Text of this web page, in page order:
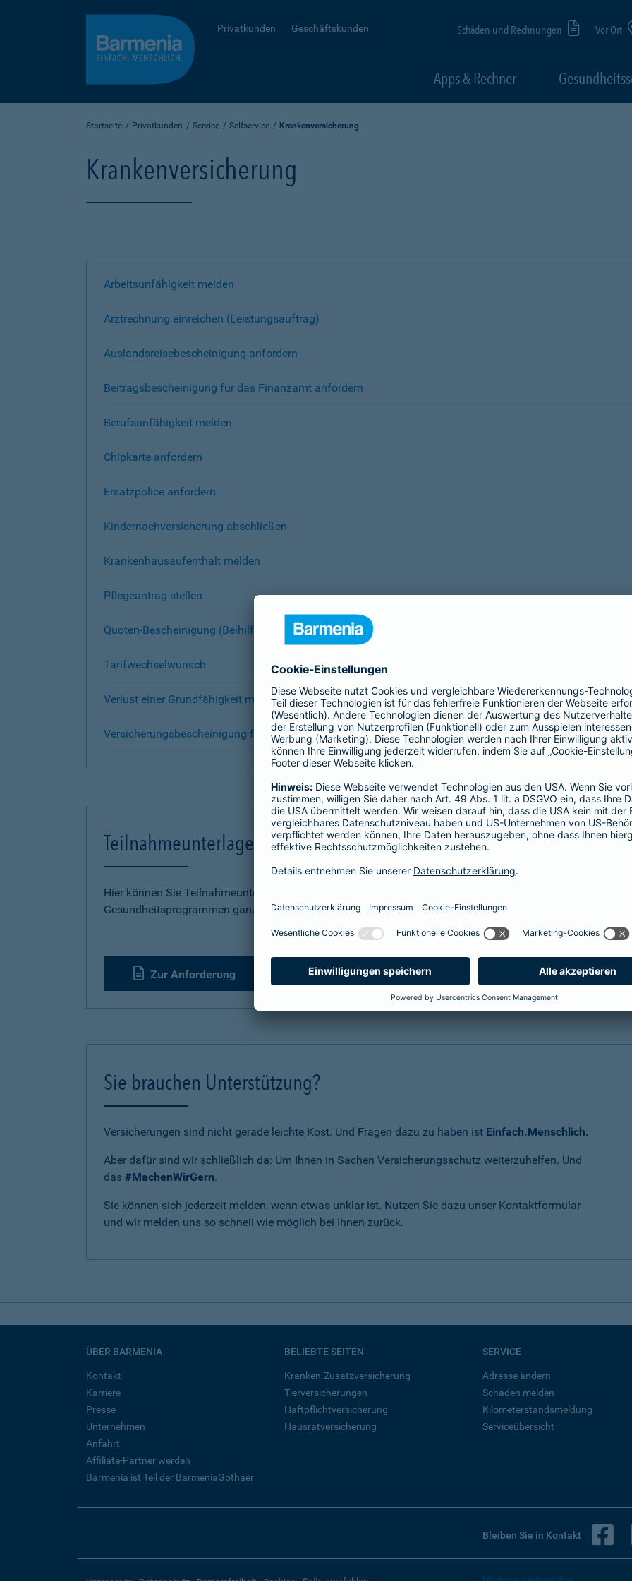
Privatkunden Geschäftskunden Schäden und Rechnungen Vor Ort
Apps & Rechner
Startseite Privatkunden Service Selfservice Krankenversicherung
Krankenversicherung
Arbeitsunfähigkeit melden
Arztrechnung einreichen (Leistungsauftrag)
Auslandsreisebescheinigung anfordern
Beitragsbescheinigung für das Finanzamt anfordern
Berufsunfähigkeit melden
Chipkarte anfordern
Ersatzpolice anfordern
Kindernachversicherung abschließen
Krankenhausaufenthalt melden
Pflegeantrag stellen
Quoten-Bescheinigung (Beihilfe) anfordern
Tarifwechselwunsch
Verlust einer Grundfähigkeit melden
Versicherungsbescheinigung für das Studium anfordern
Teilnahmeunterlagen Gesundheitsservices
Hier können Sie Teilnahmeunterlagen zu unseren
Gesundheitsprogrammen ganz einfach per Formular anfordern.
Zur Anforderung
Häufig gestellte
Nicht immer erklärt sich
schon ein paar Antworten
wurden weiter.
Aber wie immer gilt: Wir
weiter zu den FAQs
Sie brauchen Unterstützung?
Versicherungen sind nicht gerade leichte Kost. Und Fragen dazu zu haben ist Einfach.Menschlich.
Aber dafür sind wir schließlich da: Um Ihnen in Sachen Versicherungsschutz weiterzuhelfen. Und
das #MachenWirGern.
Sie können sich jederzeit melden, wenn etwas unklar ist. Nutzen Sie dazu unser Kontaktformular
und wir melden uns so schnell wie möglich bei Ihnen zurück.
ÜBER BARMENIA
Kontakt
Karriere
Presse
Unternehmen
Anfahrt
Affiliate-Partner werden
Barmenia ist Teil der BarmeniaGothaer
BELIEBTE SEITEN
Kranken-Zusatzversicherung
Tierversicherungen
Haftpflichtversicherung
Hausratversicherung
SERVICE
Adresse ändern
Schaden melden
Kilometerstandsmeldung
Serviceübersicht
Bleiben Sie in Kontakt